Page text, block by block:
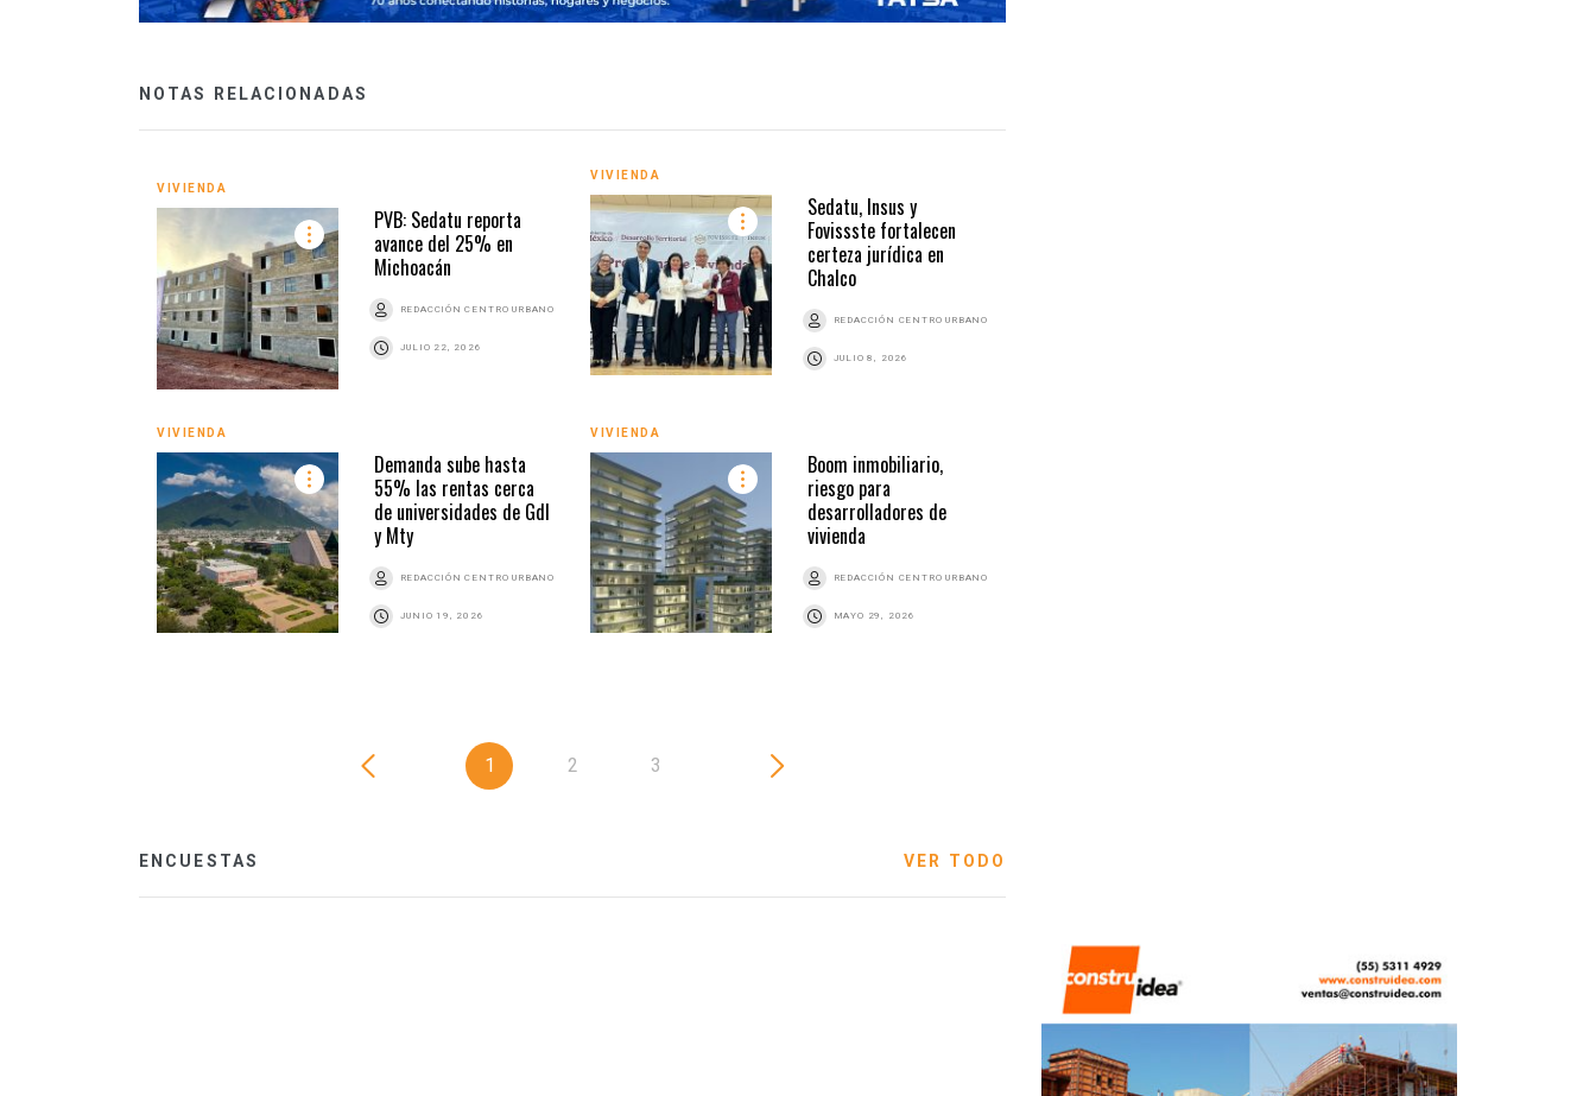
NOTAS RELACIONADAS
VIVIENDA
PVB: Sedatu reporta
avance del 25% en
Michoacán
REDACCIÓN CENTRO URBANO
JULIO 22, 2026
VIVIENDA
Sedatu, Insus y
Fovissste fortalecen
certeza jurídica en
Chalco
REDACCIÓN CENTRO URBANO
JULIO 8, 2026
VIVIENDA
Demanda sube hasta
55% las rentas cerca
de universidades de Gdl
y Mty
REDACCIÓN CENTRO URBANO
JUNIO 19, 2026
VIVIENDA
Boom inmobiliario,
riesgo para
desarrolladores de
vivienda
REDACCIÓN CENTRO URBANO
MAYO 29, 2026
1 2 3
ENCUESTAS VER TODO